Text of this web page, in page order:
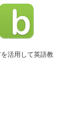
活用して英語教